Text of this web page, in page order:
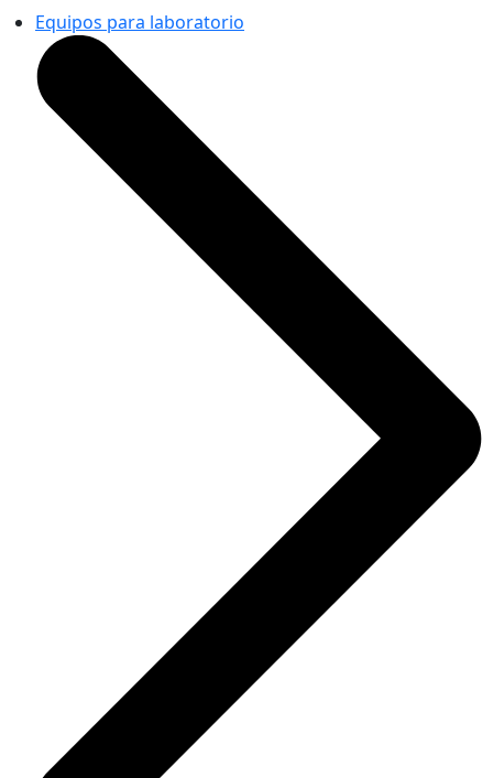
Equipos para laboratorio